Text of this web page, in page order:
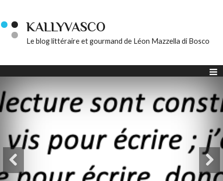
KALLYVASCO
Le blog littéraire et gourmand de Léon Mazzella di Bosco